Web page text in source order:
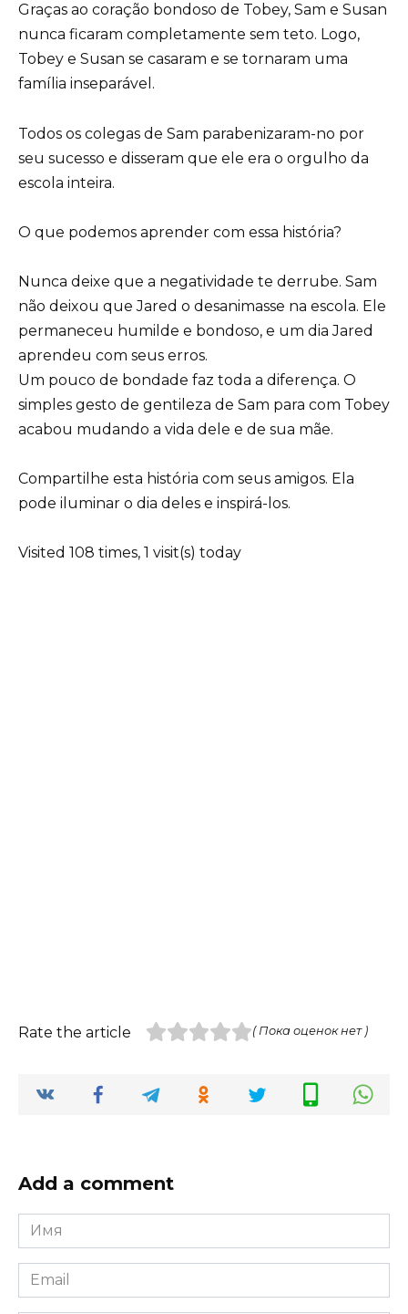
Graças ao coração bondoso de Tobey, Sam e Susan
nunca ficaram completamente sem teto. Logo,
Tobey e Susan se casaram e se tornaram uma
família inseparável.
Todos os colegas de Sam parabenizaram-no por
seu sucesso e disseram que ele era o orgulho da
escola inteira.
O que podemos aprender com essa história?
Nunca deixe que a negatividade te derrube. Sam
não deixou que Jared o desanimasse na escola. Ele
permaneceu humilde e bondoso, e um dia Jared
aprendeu com seus erros.
Um pouco de bondade faz toda a diferença. O
simples gesto de gentileza de Sam para com Tobey
acabou mudando a vida dele e de sua mãe.
Compartilhe esta história com seus amigos. Ela
pode iluminar o dia deles e inspirá-los.
Visited 108 times, 1 visit(s) today
Rate the article ( Пока оценок нет )
Add a comment
Имя
*
Email
*